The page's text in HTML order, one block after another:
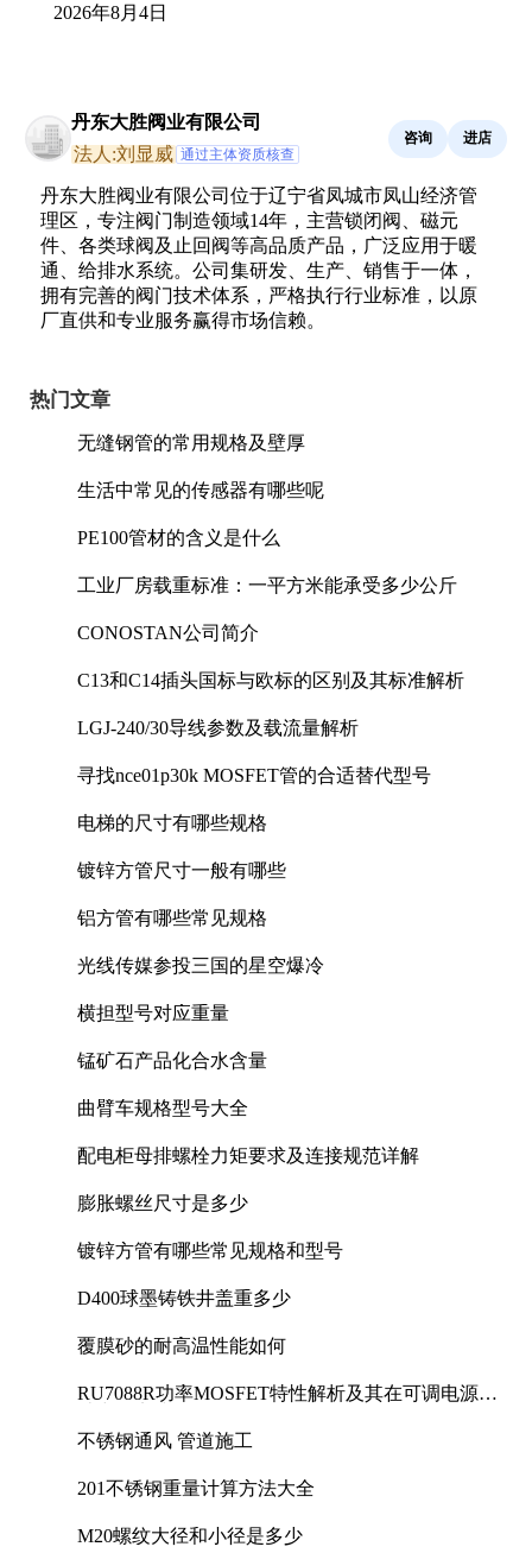
2026年8月4日
丹东大胜阀业有限公司
法人:刘显威 通过主体资质核查
咨询 进店
丹东大胜阀业有限公司位于辽宁省凤城市凤山经济管
理区，专注阀门制造领域14年，主营锁闭阀、磁元
件、各类球阀及止回阀等高品质产品，广泛应用于暖
通、给排水系统。公司集研发、生产、销售于一体，
拥有完善的阀门技术体系，严格执行行业标准，以原
厂直供和专业服务赢得市场信赖。
热门文章
无缝钢管的常用规格及壁厚
生活中常见的传感器有哪些呢
PE100管材的含义是什么
工业厂房载重标准：一平方米能承受多少公斤
CONOSTAN公司简介
C13和C14插头国标与欧标的区别及其标准解析
LGJ-240/30导线参数及载流量解析
寻找nce01p30k MOSFET管的合适替代型号
电梯的尺寸有哪些规格
镀锌方管尺寸一般有哪些
铝方管有哪些常见规格
光线传媒参投三国的星空爆冷
横担型号对应重量
锰矿石产品化合水含量
曲臂车规格型号大全
配电柜母排螺栓力矩要求及连接规范详解
膨胀螺丝尺寸是多少
镀锌方管有哪些常见规格和型号
D400球墨铸铁井盖重多少
覆膜砂的耐高温性能如何
RU7088R功率MOSFET特性解析及其在可调电源设
不锈钢通风 管道施工
201不锈钢重量计算方法大全
M20螺纹大径和小径是多少